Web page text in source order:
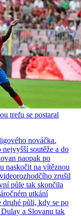
trefu se postaral
nováčka.
soutěže a do
naopak po
naskočit na vítěznou
zrušil
půle tak skončila
utkání
půli, kdy se po
a Slovanu tak